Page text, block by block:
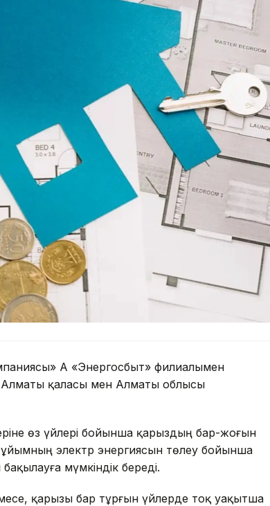
АҚ «Энергосбыт» филиалымен
қаласы мен Алматы облысы
өз үйлері бойынша қарыздың бар-жоғын
электр энергиясын төлеу бойынша
мүмкіндік береді.
қарызы бар тұрғын үйлерде тоқ уақытша